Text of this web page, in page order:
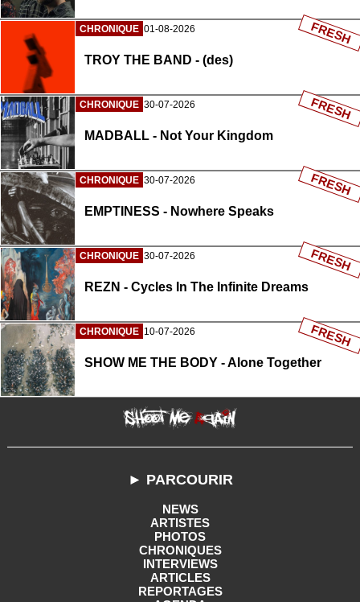
CHRONIQUE 01-08-2026
TROY THE BAND - (des)
FRESH
CHRONIQUE 30-07-2026
MADBALL - Not Your Kingdom
FRESH
CHRONIQUE 30-07-2026
EMPTINESS - Nowhere Speaks
FRESH
CHRONIQUE 30-07-2026
REZN - Cycles In The Infinite Dreams
FRESH
CHRONIQUE 10-07-2026
SHOW ME THE BODY - Alone Together
FRESH
► PARCOURIR
NEWS
ARTISTES
PHOTOS
CHRONIQUES
INTERVIEWS
ARTICLES
REPORTAGES